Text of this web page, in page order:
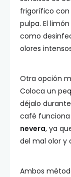
frigorífico con
pulpa. El
como
olores
Otra opción
Coloca un
déjalo
café
nevera, ya
del mal olor y
Ambos